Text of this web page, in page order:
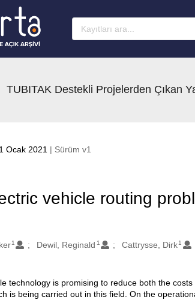
TUBITAK Destekli Projelerden Çıkan
Ocak 2021 | Sürüm v1
vehicle routing
1 Dewil, Reginald 1 Cattrysse, Dirk1
technology is promising to reduce both the
is being carried out in this field. On the